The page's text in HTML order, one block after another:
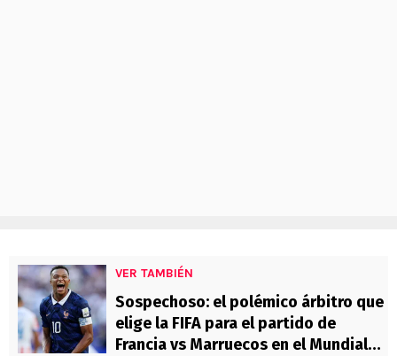
VER TAMBIÉN
Sospechoso: el polémico árbitro que
elige la FIFA para el partido de
Francia vs Marruecos en el Mundial